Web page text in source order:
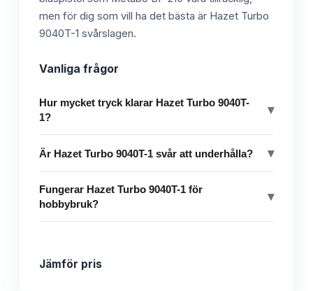
men för dig som vill ha det bästa är Hazet Turbo
9040T-1 svårslagen.
Vanliga frågor
Hur mycket tryck klarar Hazet Turbo 9040T-
1?
▾
Är Hazet Turbo 9040T-1 svår att underhålla? ▾
Fungerar Hazet Turbo 9040T-1 för
hobbybruk?
▾
Jämför pris